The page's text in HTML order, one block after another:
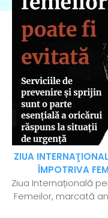
ZIUA
ÎMPOTRIVA
Ziua Internațională
Femeilor, marcată